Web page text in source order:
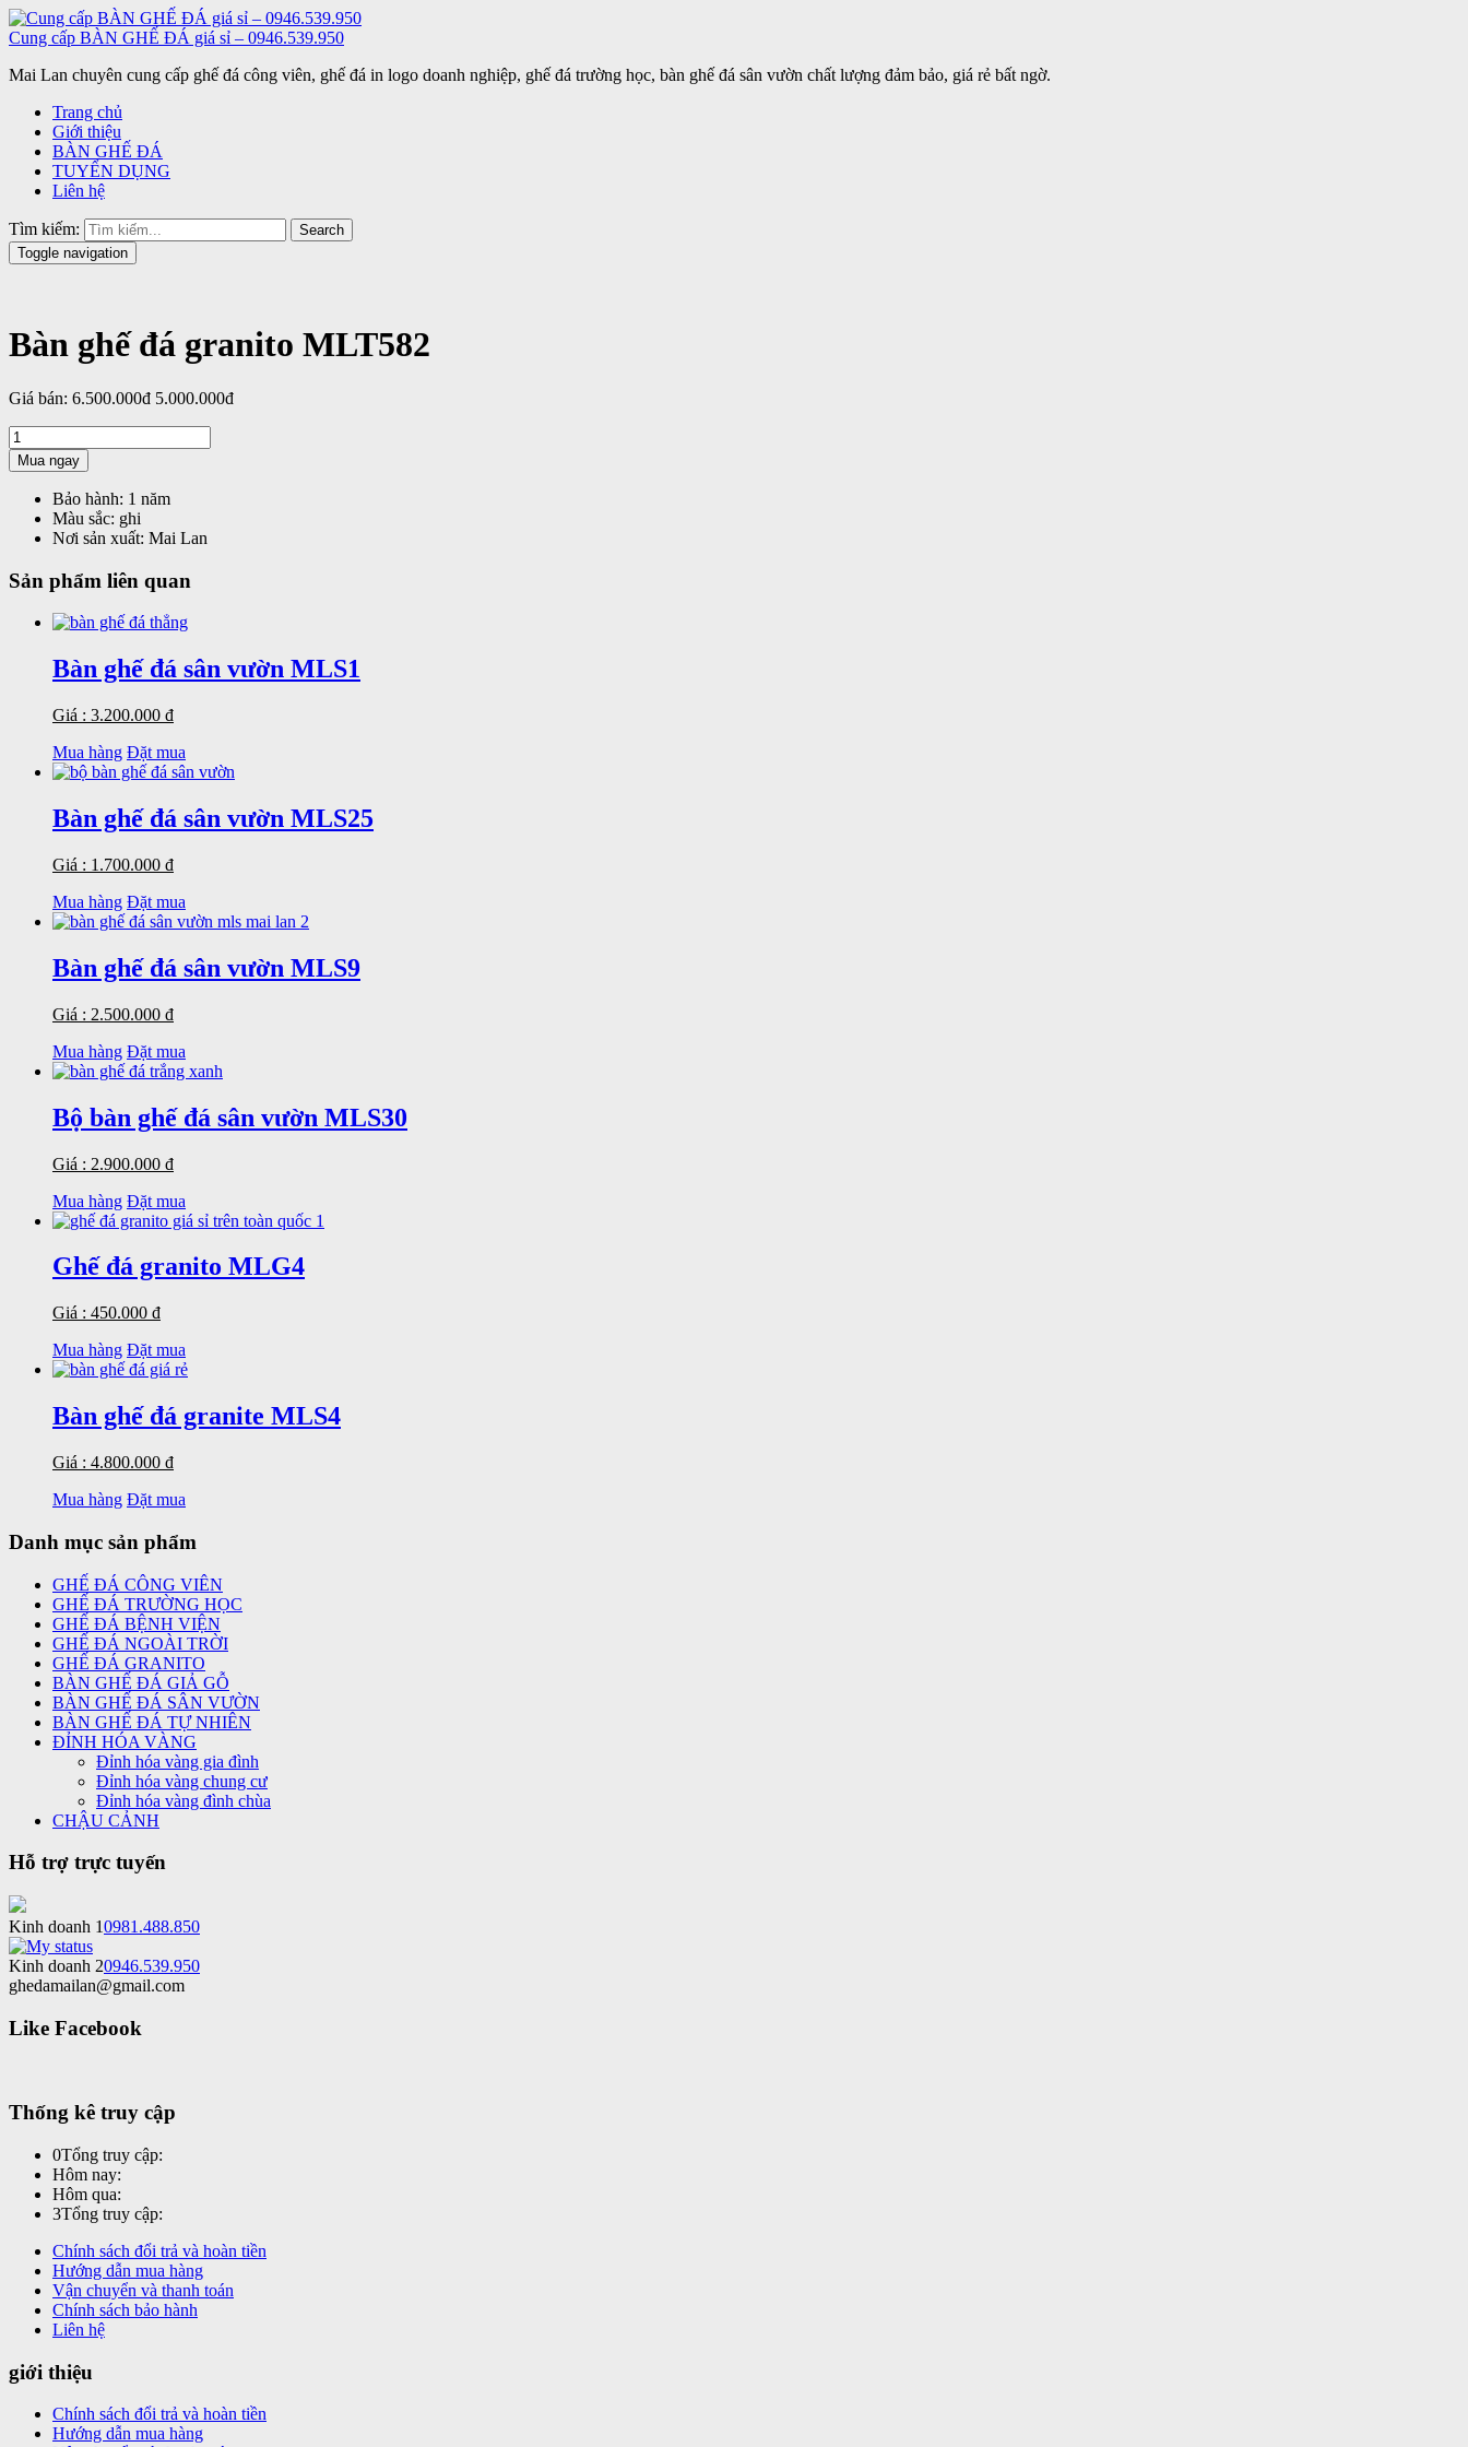
Cung cấp BÀN GHẾ ĐÁ giá sỉ – 0946.539.950
Mai Lan chuyên cung cấp ghế đá công viên, ghế đá in logo doanh nghiệp, ghế đá trường học, bàn ghế đá sân vườn chất lượng đảm bảo, giá rẻ bất ngờ.
Trang chủ
Giới thiệu
BÀN GHẾ ĐÁ
TUYỂN DỤNG
Liên hệ
Tìm kiếm:
Search
Toggle navigation
Bàn ghế đá granito MLT582
Giá bán: 6.500.000đ 5.000.000đ
Mua ngay
Bảo hành: 1 năm
Màu sắc: ghi
Nơi sản xuất: Mai Lan
Sản phẩm liên quan
Bàn ghế đá sân vườn MLS1
Giá : 3.200.000 đ
Mua hàng Đặt mua
Bàn ghế đá sân vườn MLS25
Giá : 1.700.000 đ
Mua hàng Đặt mua
Bàn ghế đá sân vườn MLS9
Giá : 2.500.000 đ
Mua hàng Đặt mua
Bộ bàn ghế đá sân vườn MLS30
Giá : 2.900.000 đ
Mua hàng Đặt mua
Ghế đá granito MLG4
Giá : 450.000 đ
Mua hàng Đặt mua
Bàn ghế đá granite MLS4
Giá : 4.800.000 đ
Mua hàng Đặt mua
Danh mục sản phẩm
GHẾ ĐÁ CÔNG VIÊN
GHẾ ĐÁ TRƯỜNG HỌC
GHẾ ĐÁ BỆNH VIỆN
GHẾ ĐÁ NGOÀI TRỜI
GHẾ ĐÁ GRANITO
BÀN GHẾ ĐÁ GIẢ GỖ
BÀN GHẾ ĐÁ SÂN VƯỜN
BÀN GHẾ ĐÁ TỰ NHIÊN
ĐỈNH HÓA VÀNG
Đỉnh hóa vàng gia đình
Đỉnh hóa vàng chung cư
Đỉnh hóa vàng đình chùa
CHẬU CẢNH
Hỗ trợ trực tuyến
Kinh doanh 10981.488.850
Kinh doanh 20946.539.950
ghedamailan@gmail.com
Like Facebook
Thống kê truy cập
0Tổng truy cập:
Hôm nay:
Hôm qua:
3Tổng truy cập:
Chính sách đổi trả và hoàn tiền
Hướng dẫn mua hàng
Vận chuyển và thanh toán
Chính sách bảo hành
Liên hệ
giới thiệu
Chính sách đổi trả và hoàn tiền
Hướng dẫn mua hàng